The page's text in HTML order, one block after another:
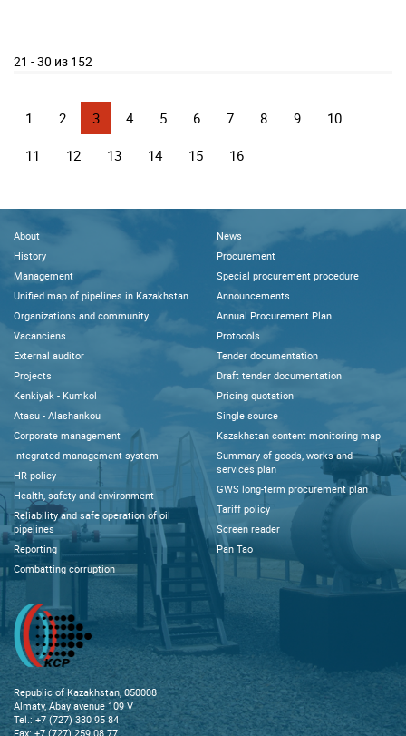
21 - 30 из 152
1 2 3 4 5 6 7 8 9 10
11 12 13 14 15 16
About
History
Management
Unified map of pipelines in Kazakhstan
Organizations and community
Vacanciens
External auditor
Projects
Kenkiyak - Kumkol
Atasu - Alashankou
Corporate management
Integrated management system
HR policy
Health, safety and environment
Reliability and safe operation of oil
pipelines
Reporting
Combatting corruption
News
Procurement
Special procurement procedure
Announcements
Annual Procurement Plan
Protocols
Tender documentation
Draft tender documentation
Pricing quotation
Single source
Kazakhstan content monitoring map
Summary of goods, works and
services plan
GWS long-term procurement plan
Tariff policy
Screen reader
Pan Tao
Republic of Kazakhstan, 050008
Almaty, Abay avenue 109 V
Tel.: +7 (727) 330 95 84
Fax: +7 (727) 259 08 77